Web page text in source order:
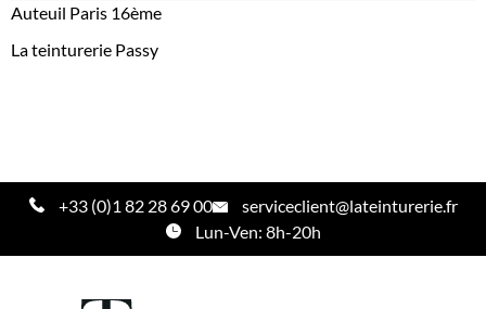
Auteuil Paris 16ème
La teinturerie Passy
+33 (0)1 82 28 69 00
serviceclient@lateinturerie.fr
Lun-Ven: 8h-20h